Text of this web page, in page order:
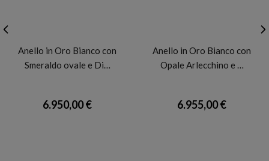
Anello in Oro Bianco con
Smeraldo ovale e Di…
6.950,00 €
Anello in Oro Bianco con
Opale Arlecchino e …
6.955,00 €